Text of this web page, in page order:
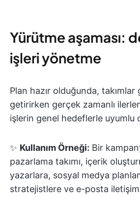
Yürütme aşaması:
işleri yönetme
Plan hazır olduğunda,
getirirken gerçek zamanlı
işlerin genel hedeflerle uyumlu
✨ Kullanım Örneği: Bir
pazarlama takımı, içerik
yazarlara, sosyal medya
stratejistlere ve e-posta